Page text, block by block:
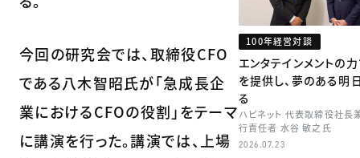
今回の研究会では、取締役CFO
である八木智昭氏が「急成長企
業におけるCFOの役割」をテーマ
に講演を行った。講演では、上場
100年経営対談
エンタテインメントの
を提供し、夢のある明
る
ハピネット 代表取締役社長
行責任者 水谷 敏之氏
2026.07.23